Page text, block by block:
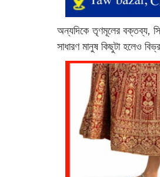
অন্যদিকে তৃণমূলের বক্তব্য,
সাধারণ মানুষ কিছুটা হলেও